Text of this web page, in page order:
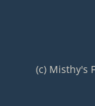
(c) Misthy's